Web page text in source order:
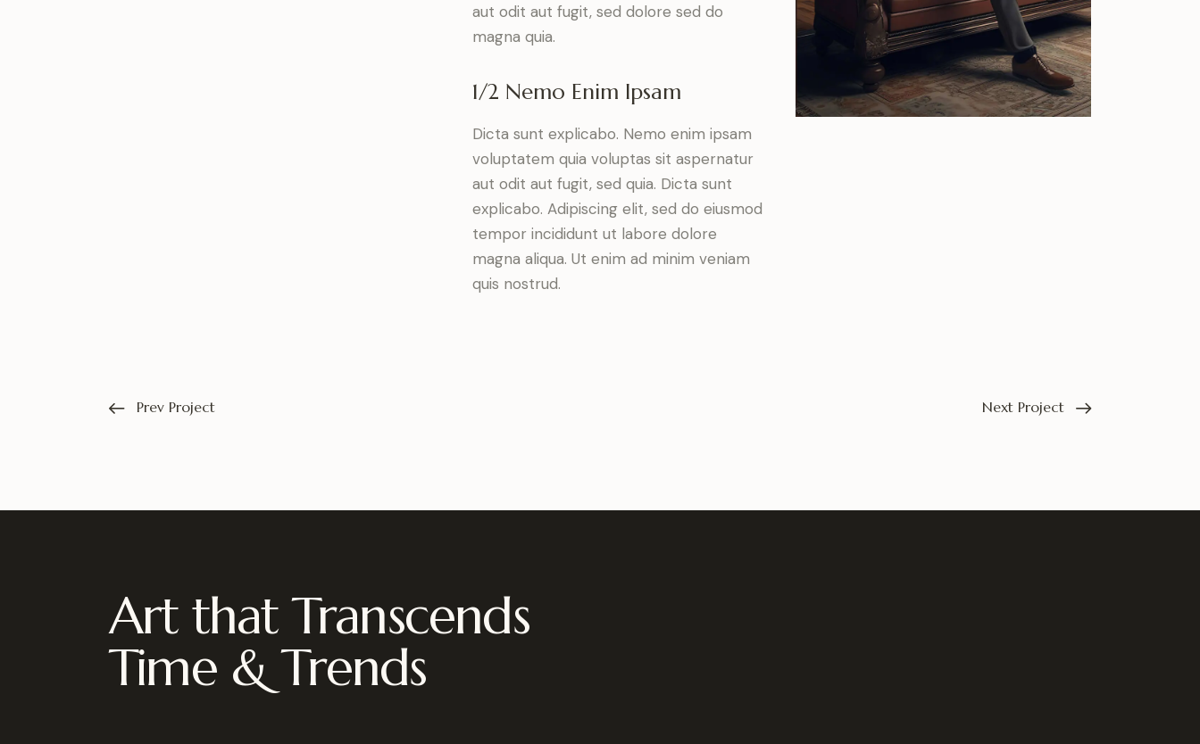
aut odit aut fugit, sed dolore sed do
magna quia.
1/2 Nemo Enim Ipsam
Dicta sunt explicabo. Nemo enim ipsam
voluptatem quia voluptas sit aspernatur
aut odit aut fugit, sed quia. Dicta sunt
explicabo. Adipiscing elit, sed do eiusmod
tempor incididunt ut labore dolore
magna aliqua. Ut enim ad minim veniam
quis nostrud.
Prev Project Next Project
Art that Transcends
Time & Trends